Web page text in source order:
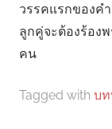
วรรคแรกของค
ลูกคู่จะต้องร้อง
คน
Tagged with บ